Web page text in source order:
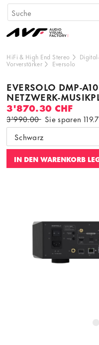
HiFi & High End Stereo
Vorverstärker Eversolo
EVERSOLO DMP-
NETZWERK-
3'870.30 CHF
3'990.00 Sie sparen
Schwarz
IN DEN WARENKORB